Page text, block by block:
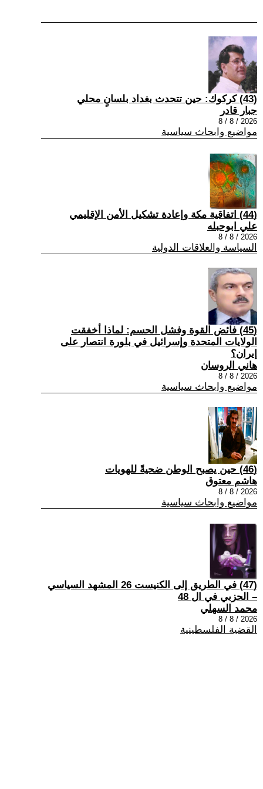
(43) كركوك: حين تتحدث بغداد بلسانٍ محلي
جبار قادر
2026 / 8 / 8
مواضيع وابحاث سياسية
(44) اتفاقية مكة وإعادة تشكيل الأمن الإقليمي
علي ابوحبله
2026 / 8 / 8
السياسة والعلاقات الدولية
(45) فائض القوة وفشل الحسم: لماذا أخفقت
الولايات المتحدة وإسرائيل في بلورة انتصار على
إيران؟
هاني الروسان
2026 / 8 / 8
مواضيع وابحاث سياسية
(46) حين يصبح الوطن ضحيةً للهويات
هاشم معتوق
2026 / 8 / 8
مواضيع وابحاث سياسية
(47) في الطريق إلى الكنيست 26 المشهد السياسي
– الحزبي في ال 48
محمد السهلي
2026 / 8 / 8
القضية الفلسطينية